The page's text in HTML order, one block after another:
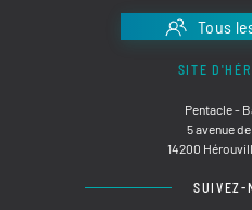
Tous
SITE
Pentacle -
5 avenue
14200
SUIVEZ-